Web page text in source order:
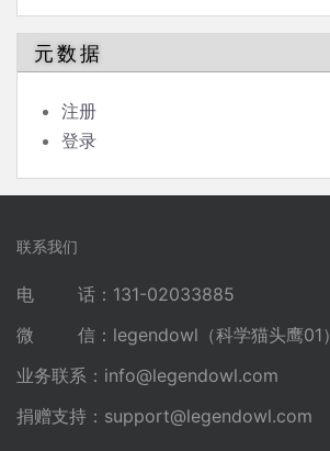
元数据
注册
登录
联系我们
电 话：131-02033885
微 信：legendowl（科学猫头鹰01）
业务联系： info@legendowl.com
捐赠支持： support@legendowl.com